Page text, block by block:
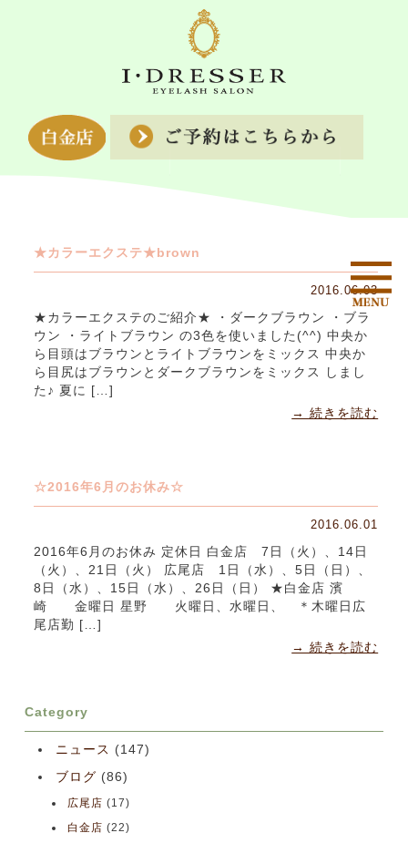
★カラーエクステ★brown
2016.06.03
★カラーエクステのご紹介★ ・ダークブラウン ・ブラ
ウン ・ライトブラウン の3色を使いました(^^) 中央か
ら目頭はブラウンとライトブラウンをミックス 中央か
ら目尻はブラウンとダークブラウンをミックス しまし
た♪ 夏に […]
→ 続きを読む
☆2016年6月のお休み☆
2016.06.01
2016年6月のお休み 定休日 白金店 7日（火）、14日
（火）、21日（火） 広尾店 1日（水）、5日（日）、
8日（水）、15日（水）、26日（日） ★白金店 濱
崎 金曜日 星野 火曜日、水曜日、 ＊木曜日広
尾店勤 […]
→ 続きを読む
Category
ニュース (147)
ブログ (86)
広尾店 (17)
白金店 (22)